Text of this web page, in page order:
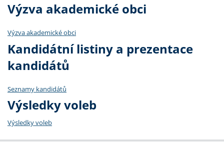
Výzva akademické obci
Výzva akademické obci
Kandidátní listiny a prezentace
kandidátů
Seznamy kandidátů
Výsledky voleb
Výsledky voleb